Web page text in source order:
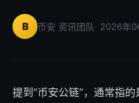
B 币安 资讯团队· 2026年
提到“币安公链”，通常指的